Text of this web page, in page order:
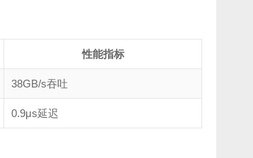
性能指标
38GB/s吞吐
0.9μs延迟